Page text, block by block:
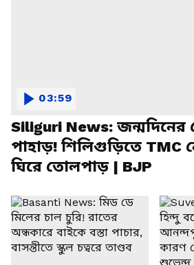
Siliguri News: জন্মদিনের
পাহাড়! শিলিগুড়িতে TMC
ঘিরে তোলপাড় | BJP
03:59